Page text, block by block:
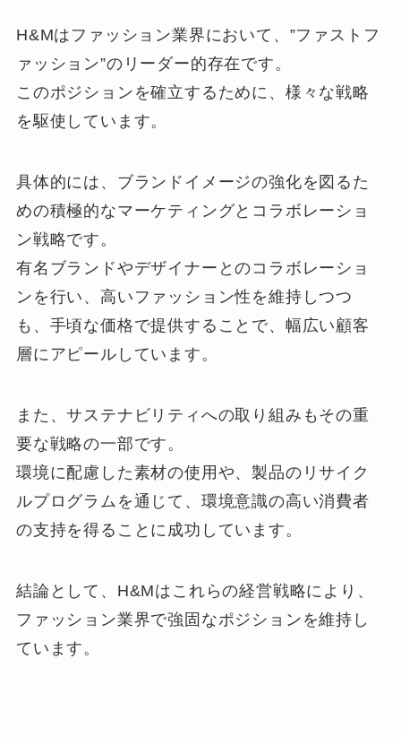
H&Mはファッション業界において、”ファストフ
ァッション”のリーダー的存在です。
このポジションを確立するために、様々な戦略
を駆使しています。
具体的には、ブランドイメージの強化を図るた
めの積極的なマーケティングとコラボレーショ
ン戦略です。
有名ブランドやデザイナーとのコラボレーショ
ンを行い、高いファッション性を維持しつつ
も、手頃な価格で提供することで、幅広い顧客
層にアピールしています。
また、サステナビリティへの取り組みもその重
要な戦略の一部です。
環境に配慮した素材の使用や、製品のリサイク
ルプログラムを通じて、環境意識の高い消費者
の支持を得ることに成功しています。
結論として、H&Mはこれらの経営戦略により、
ファッション業界で強固なポジションを維持し
ています。